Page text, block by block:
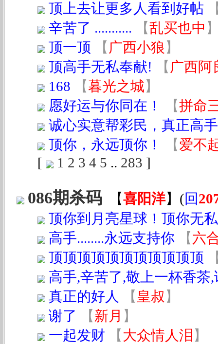
顶上去让更多人看到好帖
辛苦了 ...........
【乱买也中
顶一顶
【 广西小狼 】
顶高手无私奉献!
【 广西阿
168
【暮光之城】
愿好运与你同在！
【拼命
诚心实意帮彩民，真正高
顶你，永远顶你！
【爱不
[
1 2 3 4 5 .. 283 ]
086期杀码 【喜阳洋】 (回
顶你到月亮星球！顶你无
高手........永远支持你
【六
顶顶顶顶顶顶顶顶顶顶顶
高手,辛苦了,敬上一杯香茶
真正的好人
【 皇叔 】
谢了
【 新月 】
一起发财
【 大众情人泪 】